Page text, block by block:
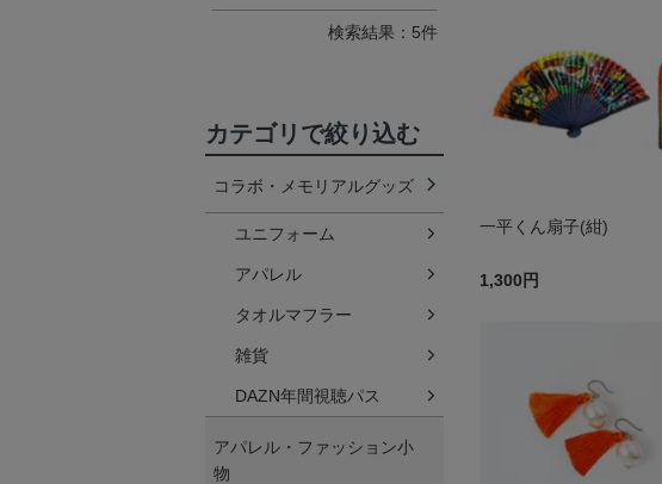
一平くん扇子(紺)
1,300円
検索結果：5件
カテゴリで絞り込む
コラボ・メモリアルグッズ
ユニフォーム
アパレル
タオルマフラー
雑貨
DAZN年間視聴パス
アパレル・ファッション小
物